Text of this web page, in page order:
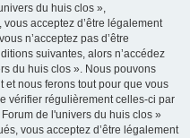
du huis clos »,
acceptez d’être légalement
n’acceptez pas d’être
suivantes, alors n’accédez
du huis clos ». Nous pouvons
et nous ferons tout pour que vous
vérifier régulièrement celles-ci par
de l'univers du huis clos »
vous acceptez d’être légalement